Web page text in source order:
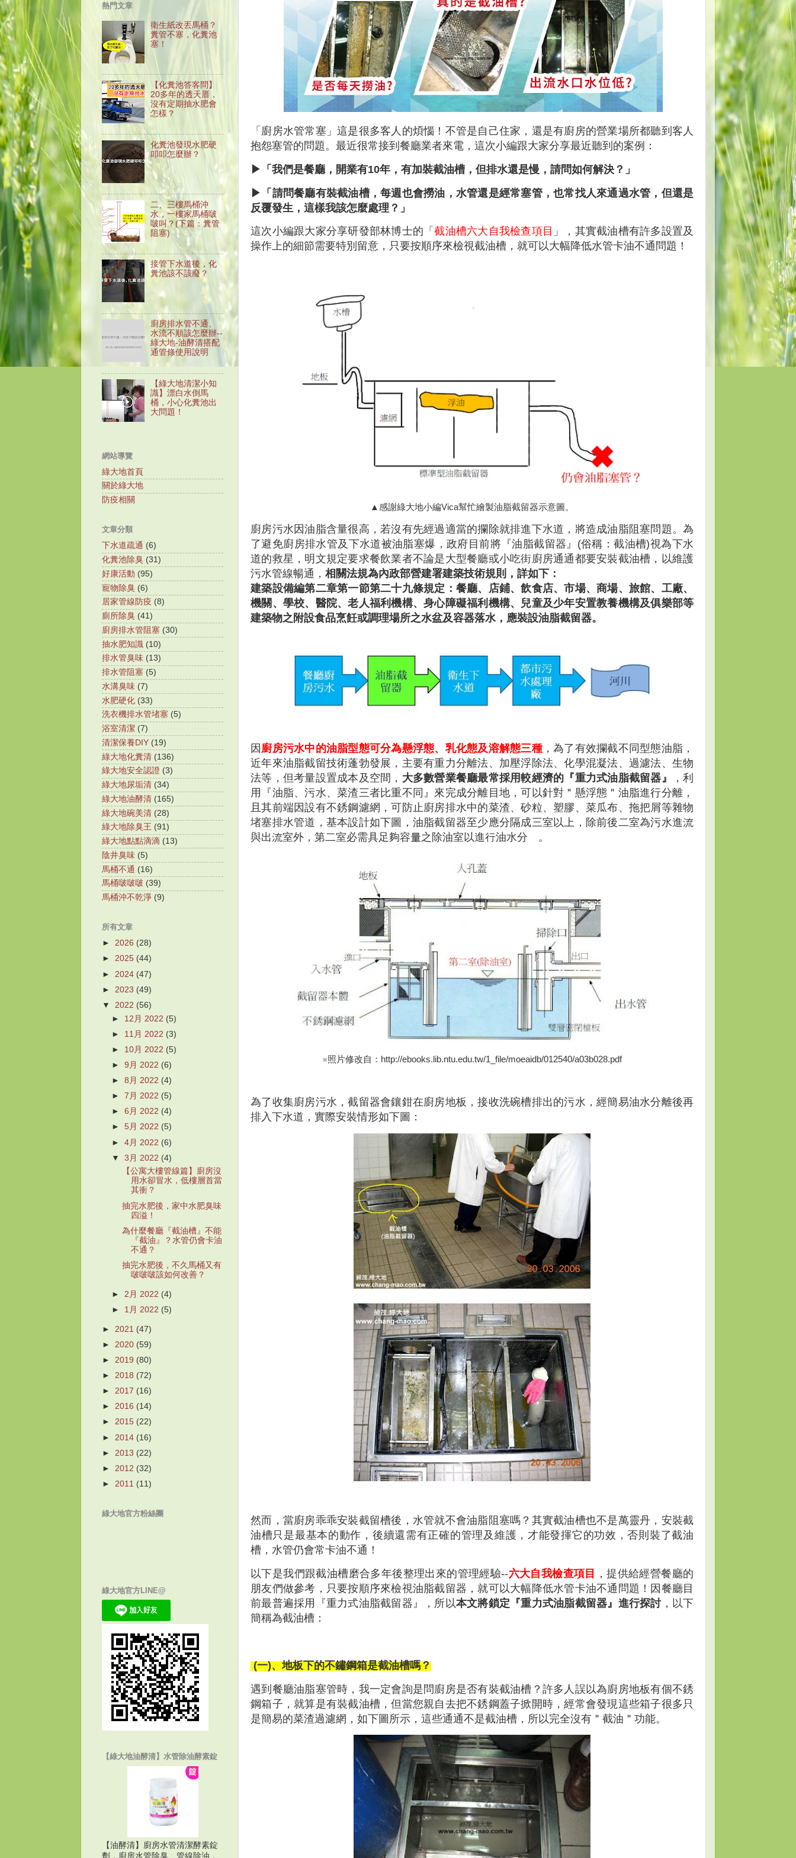
「廚房水管常塞」這是很多客人的煩惱！不管是自己住家，還是有廚房的營業場所都聽到客人
抱怨塞管的問題。最近很常接到餐廳業者來電，這次小編跟大家分享最近聽到的案例：
▶「我們是餐廳，開業有10年，有加裝截油槽，但排水還是慢，請問如何解決？」
▶「請問餐廳有裝截油槽，每週也會撈油，水管還是經常塞管，也常找人來通過水管，但還是
反覆發生，這樣我該怎麼處理？」
這次小編跟大家分享研發部林博士的「截油槽六大自我檢查項目 」，其實截油槽有許多設置及
操作上的細節需要特別留意，只要按順序來檢視截油槽，就可以大幅降低水管卡油不通問題！
▲感謝綠大地小編Vica幫忙繪製油脂截留器示意圖。
廚房污水因油脂含量很高，若沒有先經過適當的攔除就排進下水道，將造成油脂阻塞問題。為
了避免廚房排水管及下水道被油脂塞爆，政府目前將『油脂截留器』(俗稱：截油槽)視為下水
道的救星，明文規定要求餐飲業者不論是大型餐廳或小吃街廚房通通都要安裝截油槽，以維護
污水管線暢通， 相關法規為內政部營建署建築技術規則，詳如下：
建築設備編第二章第一節第二十九條規定：餐廳、店鋪、飲食店、市場、商場、旅館、工廠、
機關、學校、醫院、老人福利機構、身心障礙福利機構、兒童及少年安置教養機構及俱樂部等
建築物之附設食品烹飪或調理場所之水盆及容器落水，應裝設油脂截留器。
因 廚房污水中的油脂型態可分為懸浮態、乳化態及溶解態三種，為了有效攔截不同型態油脂，
近年來油脂截留技術蓬勃發展，主要有重力分離法、加壓浮除法、化學混凝法、過濾法、生物
法等，但考量設置成本及空間， 大多數營業餐廳最常採用較經濟的『重力式油脂截留器』
，利
用『油脂、污水、菜渣三者比重不同』來完成分離目地，可以針對＂懸浮態＂油脂進行分離，
且其前端因設有不銹鋼濾網，可防止廚房排水中的菜渣、砂粒、塑膠、菜瓜布、拖把屑等雜物
堵塞排水管道，基本設計如下圖，油脂截留器至少應分隔成三室以上，除前後二室為污水進流
與出流室外，第二室必需具足夠容量之除油室以進行油水分離。
※照片修改自：http://ebooks.lib.ntu.edu.tw/1_file/moeaidb/012540/a03b028.pdf
為了收集廚房污水，截留器會鑲鉗在廚房地板，接收洗碗槽排出的污水，經簡易油水分離後再
排入下水道，實際安裝情形如下圖：
然而，當廚房乖乖安裝截留槽後，水管就不會油脂阻塞嗎？其實截油槽也不是萬靈丹，安裝截
油槽只是最基本的動作，後續還需有正確的管理及維護，才能發揮它的功效，否則裝了截油
槽，水管仍會常卡油不通！
以下是我們跟截油槽磨合多年後整理出來的管理經驗--六大自我檢查項目
，提供給經營餐廳的
朋友們做參考，只要按順序來檢視油脂截留器，就可以大幅降低水管卡油不通問題！因餐廳目
前最普遍採用『重力式油脂截留器』，所以本文將鎖定『重力式油脂截留器』進行探討，以下
簡稱為截油槽：
(一)、地板下的不鏽鋼箱是截油槽嗎？
遇到餐廳油脂塞管時，我一定會詢是問廚房是否有裝截油槽？許多人誤以為廚房地板有個不銹
鋼箱子，就算是有裝截油槽，但當您親自去把不銹鋼蓋子掀開時，經常會發現這些箱子很多只
是簡易的菜渣過濾網，如下圖所示，這些通通不是截油槽，所以完全沒有＂截油＂功能。
熱門文章
衛生紙改丟馬桶？
糞管不塞，化糞池
塞！
【化糞池答客問】
20多年的透天厝，
沒有定期抽水肥會
怎樣？
化糞池發現水肥硬
叩叩怎麼辦？
二、三樓馬桶沖
水，一樓家馬桶啵
啵叫？(下篇：糞管
阻塞)
接管下水道後，化
糞池該不該廢？
廚房排水管不通、
水流不順該怎麼辦--
綠大地-油酵清搭配
通管條使用說明
【綠大地清潔小知
識】漂白水倒馬
桶，小心化糞池出
大問題！
網站導覽
綠大地首頁
關於綠大地
防疫相關
文章分類
下水道疏通 (6)
化糞池除臭 (31)
好康活動 (95)
寵物除臭 (6)
居家管線防疫 (8)
廁所除臭 (41)
廚房排水管阻塞 (30)
抽水肥知識 (10)
排水管臭味 (13)
排水管阻塞 (5)
水溝臭味 (7)
水肥硬化 (33)
洗衣機排水管堵塞 (5)
浴室清潔 (7)
清潔保養DIY (19)
綠大地化糞清 (136)
綠大地安全認證 (3)
綠大地尿垢清 (34)
綠大地油酵清 (165)
綠大地碗美清 (28)
綠大地除臭王 (91)
綠大地點點滴滴 (13)
陰井臭味 (5)
馬桶不通 (16)
馬桶啵啵啵 (39)
馬桶沖不乾淨 (9)
所有文章
► 2026 (28)
► 2025 (44)
► 2024 (47)
► 2023 (49)
▼ 2022 (56)
► 12月 2022 (5)
► 11月 2022 (3)
► 10月 2022 (5)
►9月 2022 (6)
►8月 2022 (4)
►7月 2022 (5)
►6月 2022 (4)
►5月 2022 (5)
►4月 2022 (6)
▼3月 2022 (4)
【公寓大樓管線篇】廚房沒
用水卻冒水，低樓層首當
其衝？
抽完水肥後，家中水肥臭味
四溢！
為什麼餐廳『截油槽』不能
『截油』？水管仍會卡油
不通？
抽完水肥後，不久馬桶又有
啵啵啵該如何改善？
► 2月 2022 (4)
► 1月 2022 (5)
► 2021 (47)
► 2020 (59)
► 2019 (80)
► 2018 (72)
► 2017 (16)
► 2016 (14)
► 2015 (22)
► 2014 (16)
► 2013 (22)
► 2012 (32)
► 2011 (11)
綠大地官方粉絲團
綠大地官方LINE@
【綠大地油酵清】水管除油酵素錠
【油酵清】廚房水管清潔酵素錠
劑，廚房水管除臭、管線除油，